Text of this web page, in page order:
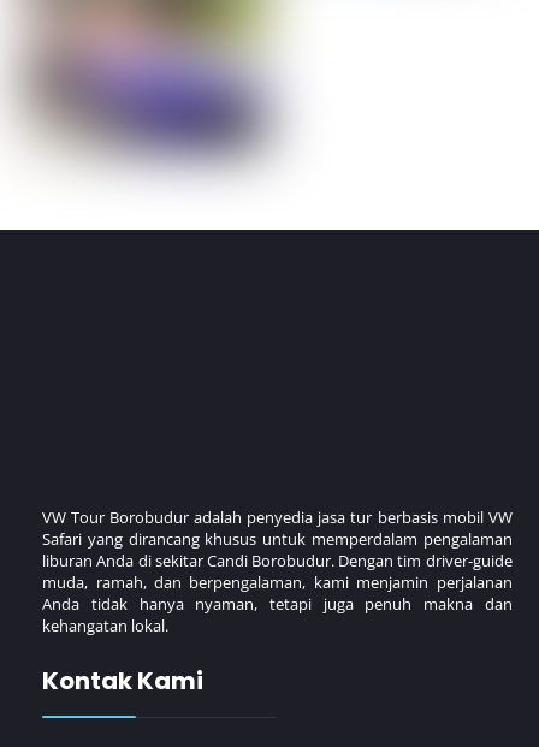
VW Tour Borobudur adalah penyedia jasa tur berbasis mobil VW
Safari yang dirancang khusus untuk memperdalam pengalaman
liburan Anda di sekitar Candi Borobudur. Dengan tim driver-guide
muda, ramah, dan berpengalaman, kami menjamin perjalanan
Anda tidak hanya nyaman, tetapi juga penuh makna dan
kehangatan lokal.
Kontak Kami